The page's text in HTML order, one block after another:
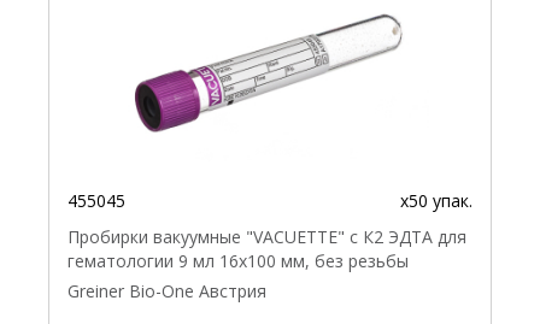
455045
x50 упак.
Пробирки вакуумные "VACUETTE" с К2 ЭДТА для
гематологии 9 мл 16х100 мм, без резьбы
Greiner Bio-One Австрия